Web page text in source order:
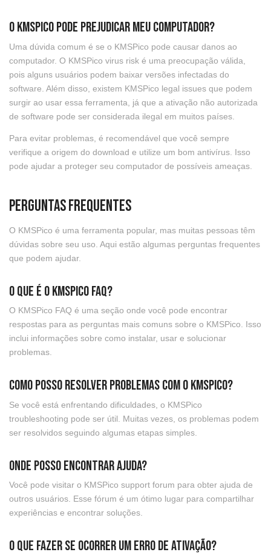
O KMSPico pode prejudicar meu computador?
Uma dúvida comum é se o KMSPico pode causar danos ao
computador. O KMSPico virus risk é uma preocupação válida,
pois alguns usuários podem baixar versões infectadas do
software. Além disso, existem KMSPico legal issues que podem
surgir ao usar essa ferramenta, já que a ativação não autorizada
de software pode ser considerada ilegal em muitos países.
Para evitar problemas, é recomendável que você sempre
verifique a origem do download e utilize um bom antivírus. Isso
pode ajudar a proteger seu computador de possíveis ameaças.
Perguntas Frequentes
O KMSPico é uma ferramenta popular, mas muitas pessoas têm
dúvidas sobre seu uso. Aqui estão algumas perguntas frequentes
que podem ajudar.
O que é o KMSPico FAQ?
O KMSPico FAQ é uma seção onde você pode encontrar
respostas para as perguntas mais comuns sobre o KMSPico. Isso
inclui informações sobre como instalar, usar e solucionar
problemas.
Como posso resolver problemas com o KMSPico?
Se você está enfrentando dificuldades, o KMSPico
troubleshooting pode ser útil. Muitas vezes, os problemas podem
ser resolvidos seguindo algumas etapas simples.
Onde posso encontrar ajuda?
Você pode visitar o KMSPico support forum para obter ajuda de
outros usuários. Esse fórum é um ótimo lugar para compartilhar
experiências e encontrar soluções.
O que fazer se ocorrer um erro de ativação?